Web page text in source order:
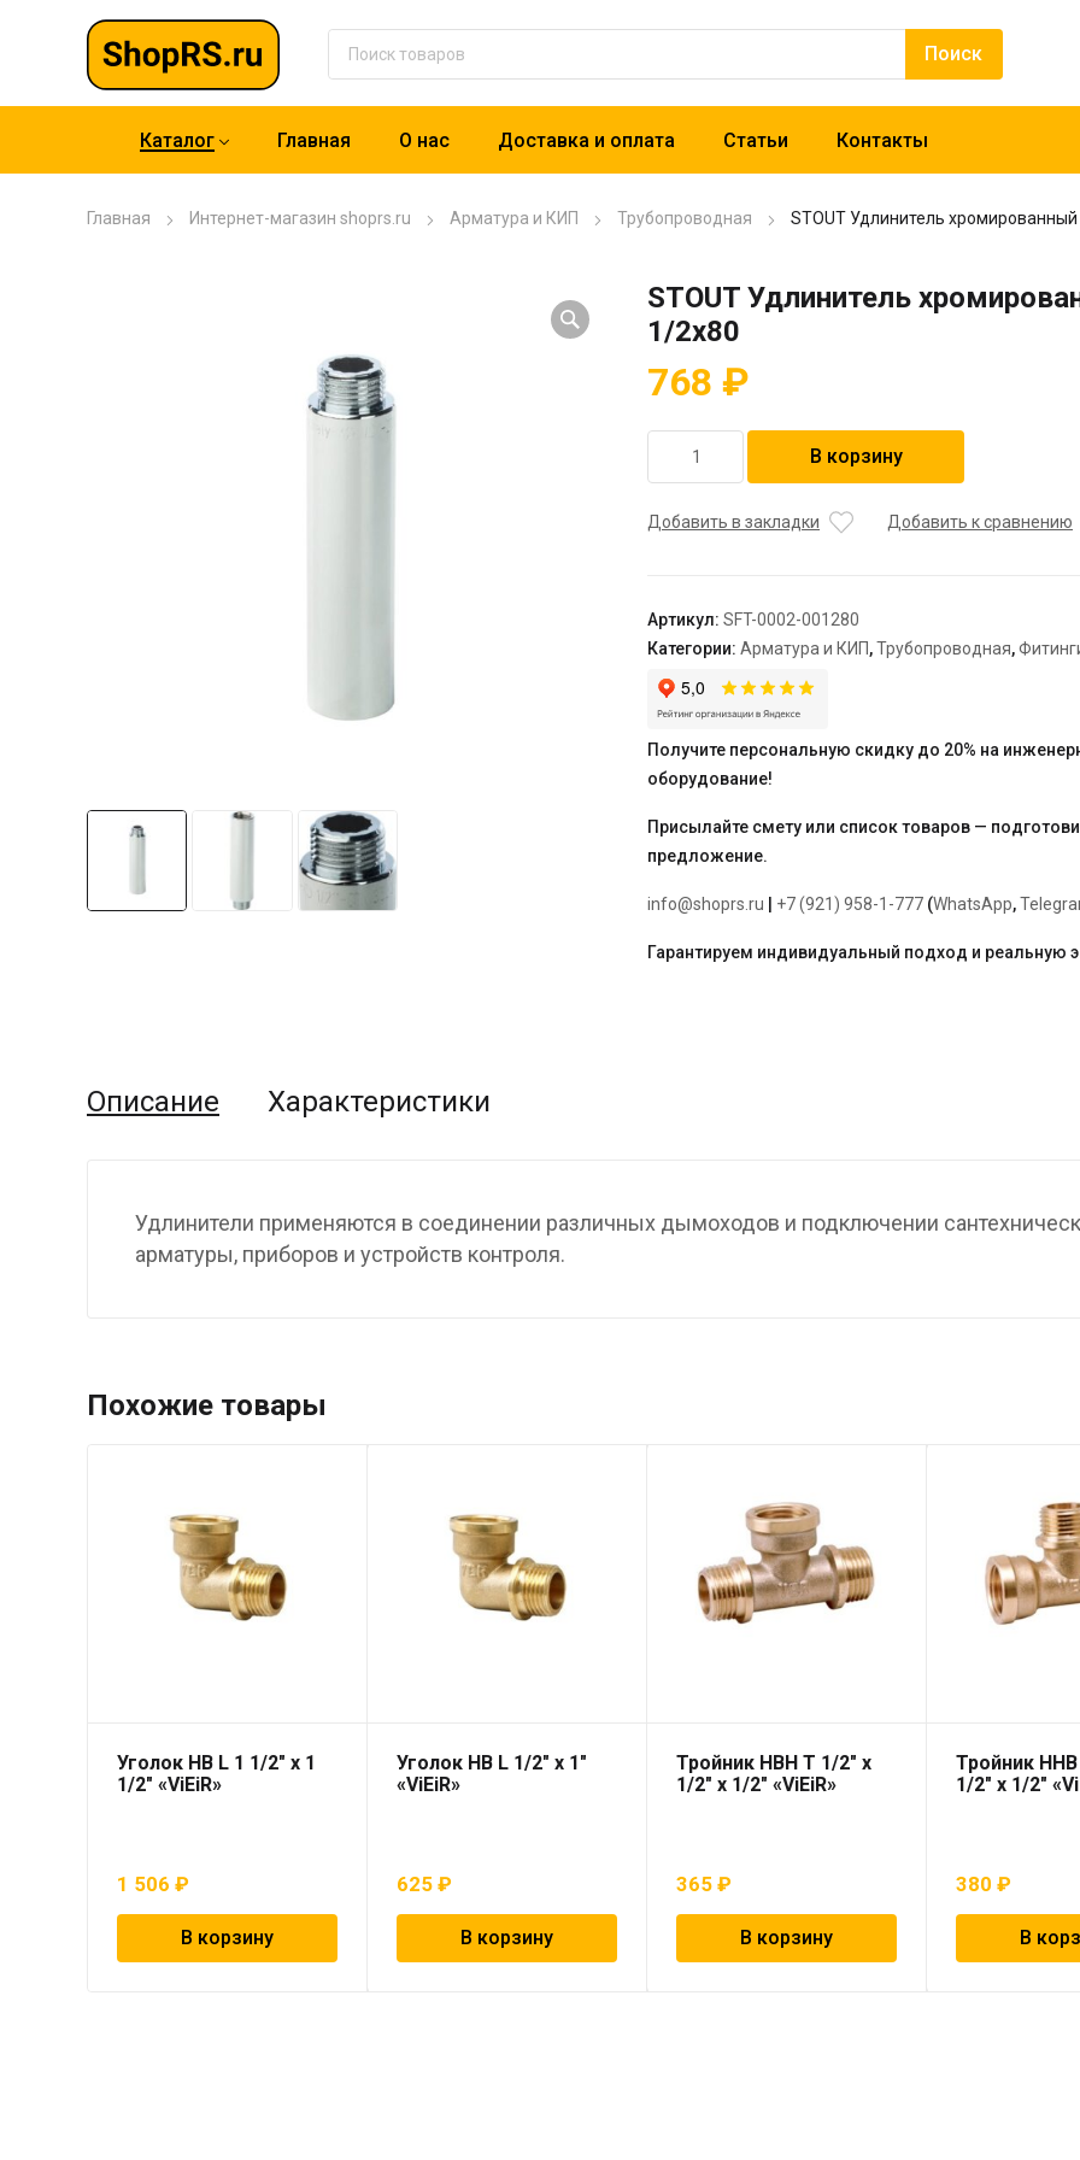
Каталог Главная О нас Доставка и оплата Статьи Контакты
Главная Интернет-магазин shoprs.ru Арматура и КИП Трубопроводная STOUT Удлинитель
STOUT Удлинитель
1/2х80
768 ₽
товара
Удлинитель
В корзину
Добавить в закладки Добавить к сравнению
Артикул: SFT-0002-001280
Категории: Арматура и КИП,Трубопроводная,
Получите персональную скидку до 20% на
оборудование!
Присылайте смету или список товаров —
предложение.
info@shoprs.ru +7 (921) 958-1-777 (WhatsApp,
Гарантируем индивидуальный подход и реальную
Описание Характеристики
Удлинители применяются в соединении различных дымоходов и подключении
арматуры, приборов и устройств контроля.
Похожие товары
Уголок НВ L 1 1/2″ х 1
1/2″ «ViEiR»
1 506 ₽
В корзину
Уголок НВ L 1/2″ х 1″
«ViEiR»
625₽
В корзину
Тройник НВН T 1/2″ х
1/2″ х 1/2″ «ViEiR»
365₽
В корзину
Тройник ННВ
1/2″ х 1/2″
380₽
В